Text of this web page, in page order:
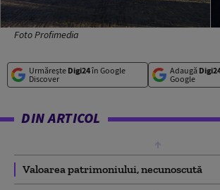
Foto Profimedia
Urmărește Digi24în Google
Discover
Adaugă
Google
DIN ARTICOL
Valoarea patrimoniului, necunoscută